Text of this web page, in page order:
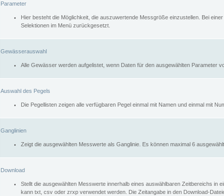
Parameter
Hier besteht die Möglichkeit, die auszuwertende Messgröße einzustellen. Bei
Selektionen im Menü zurückgesetzt.
Gewässerauswahl
Alle Gewässer werden aufgelistet, wenn Daten für den ausgewählten Parameter
Auswahl des Pegels
Die Pegellisten zeigen alle verfügbaren Pegel einmal mit Namen und einmal mit
Ganglinien
Zeigt die ausgewählten Messwerte als Ganglinie. Es können maximal 6
Download
Stellt die ausgewählten Messwerte innerhalb eines auswählbaren Zeitbereichs in
kann txt, csv oder zrxp verwendet werden. Die Zeitangabe in den Download-